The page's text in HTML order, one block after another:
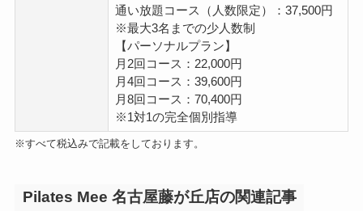
通い放題コース（人数限定）：37,500円
※最大3名までの少人数制
【パーソナルプラン】
月2回コース：22,000円
月4回コース：39,600円
月8回コース：70,400円
※1対1の完全個別指導
※すべて税込みで記載をしております。
Pilates Mee 名古屋藤が丘店の関連記事